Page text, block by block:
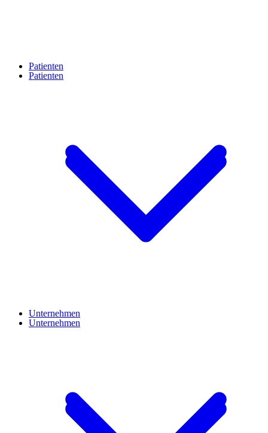
Patienten
Unternehmen
Patienten
Unternehmen